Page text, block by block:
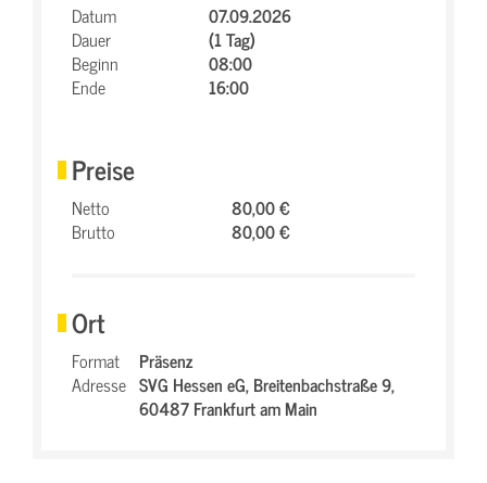
Datum
07.09.2026
Dauer
(1 Tag)
Beginn
08:00
Ende
16:00
Preise
Netto
80,00 €
Brutto
80,00 €
Ort
Format
Präsenz
Adresse SVG Hessen eG,Breitenbachstraße 9,
60487 Frankfurt am Main